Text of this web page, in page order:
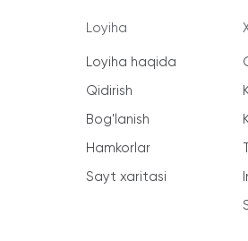
Loyiha
Loyiha haqida
Qidirish
Bog'lanish
Hamkorlar
Sayt xaritasi